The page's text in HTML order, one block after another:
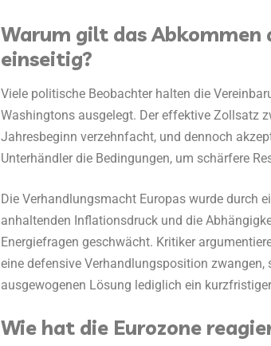
Warum gilt das Abkommen
einseitig?
Viele politische Beobachter halten die
Washingtons ausgelegt. Der effektive Zollsatz
Jahresbeginn verzehnfacht, und dennoch
Unterhändler die Bedingungen, um schärfere
Die Verhandlungsmacht Europas wurde durch
anhaltenden Inflationsdruck und die
Energiefragen geschwächt. Kritiker
eine defensive Verhandlungsposition
ausgewogenen Lösung lediglich ein
Wie hat die Eurozone